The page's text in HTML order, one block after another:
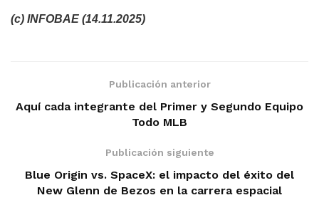
(c) INFOBAE (14.11.2025)
Publicación anterior
Aquí cada integrante del Primer y Segundo Equipo
Todo MLB
Publicación siguiente
Blue Origin vs. SpaceX: el impacto del éxito del
New Glenn de Bezos en la carrera espacial